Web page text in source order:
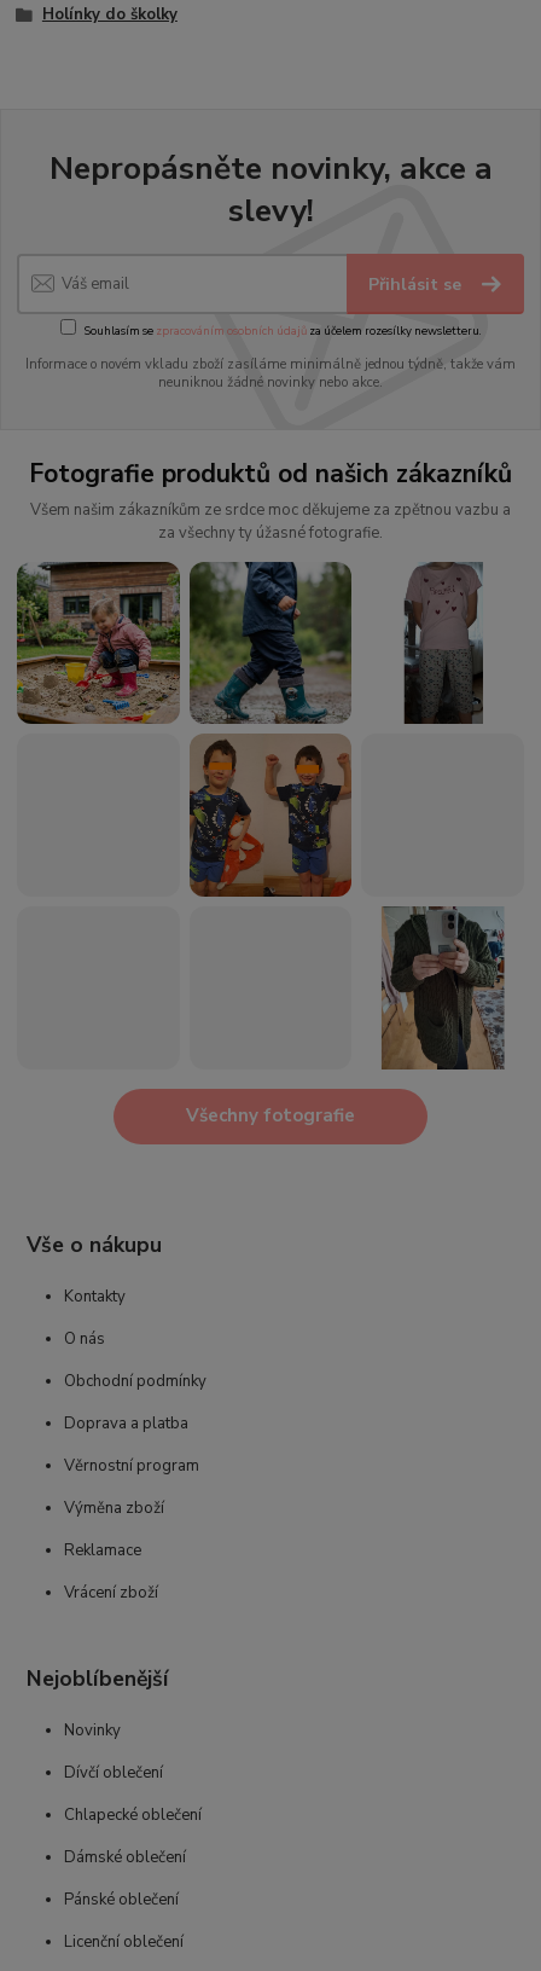
Holínky do školky
Nepropásněte novinky, akce a
slevy!
Přihlásit se
Souhlasím se zpracováním osobních údajůza účelem rozesílky newsletteru.
Informace o novém vkladu zboží zasíláme minimálně jednou týdně, takže vám
neuniknou žádné novinky nebo akce.
Fotografie produktů od našich zákazníků
Všem našim zákazníkům ze srdce moc děkujeme za zpětnou vazbu a
za všechny ty úžasné fotografie.
Všechny fotografie
Vše o nákupu
Kontakty
O nás
Obchodní podmínky
Doprava a platba
Věrnostní program
Výměna zboží
Reklamace
Vrácení zboží
Nejoblíbenější
Novinky
Dívčí oblečení
Chlapecké oblečení
Dámské oblečení
Pánské oblečení
Licenční oblečení